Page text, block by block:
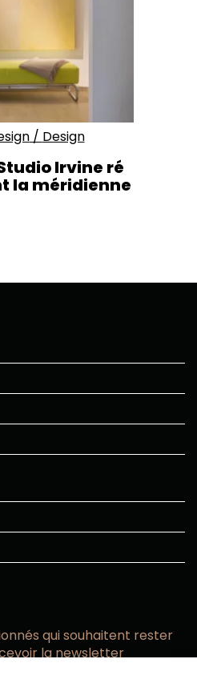
/ Design
Irvine ré
la méridienne
qui souhaitent rester
la newsletter